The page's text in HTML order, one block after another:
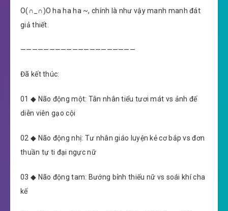
O(∩_∩)O ha ha ha ~, chính là như vậy manh manh đát
giả thiết.
————————————————————
Đã kết thúc:
01 ◆ Não động một: Tân nhân tiểu tươi mát vs ảnh đế
diễn viên gạo cội
02 ◆ Não động nhị: Tư nhân giáo luyện kẻ cơ bắp vs đơn
thuần tự ti đại ngực nữ
03 ◆ Não động tam: Bướng bỉnh thiếu nữ vs soái khí cha
kế